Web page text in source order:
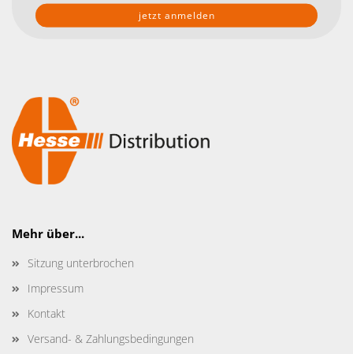
Mehr über...
Sitzung unterbrochen
Impressum
Kontakt
Versand- & Zahlungsbedingungen